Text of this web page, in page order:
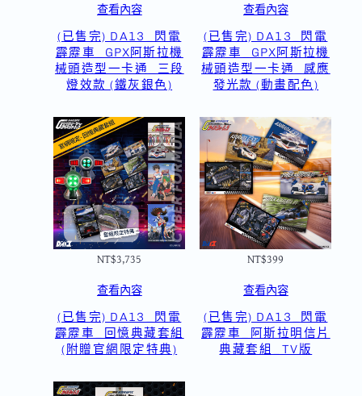
查看內容
(已售完) DA13_閃電
霹靂車_GPX阿斯拉機
械頭造型一卡通_三段
燈效款 (鐵灰銀色)
查看內容
(已售完) DA13_閃電
霹靂車_GPX阿斯拉機
械頭造型一卡通_感應
發光款 (動畫配色)
NT$3,735
查看內容
(已售完) DA13_閃電
霹靂車_回憶典藏套組
(附贈官網限定特典)
NT$399
查看內容
(已售完) DA13_閃電
霹靂車_阿斯拉明信片
典藏套組_TV版